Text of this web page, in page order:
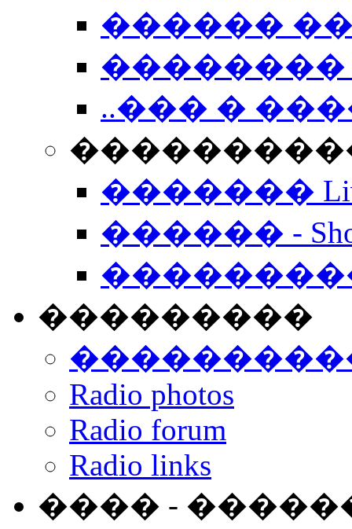
������
��������
..��� �
����������
�������
������ -
���������
Radio photos
Radio forum
Radio links
���� -